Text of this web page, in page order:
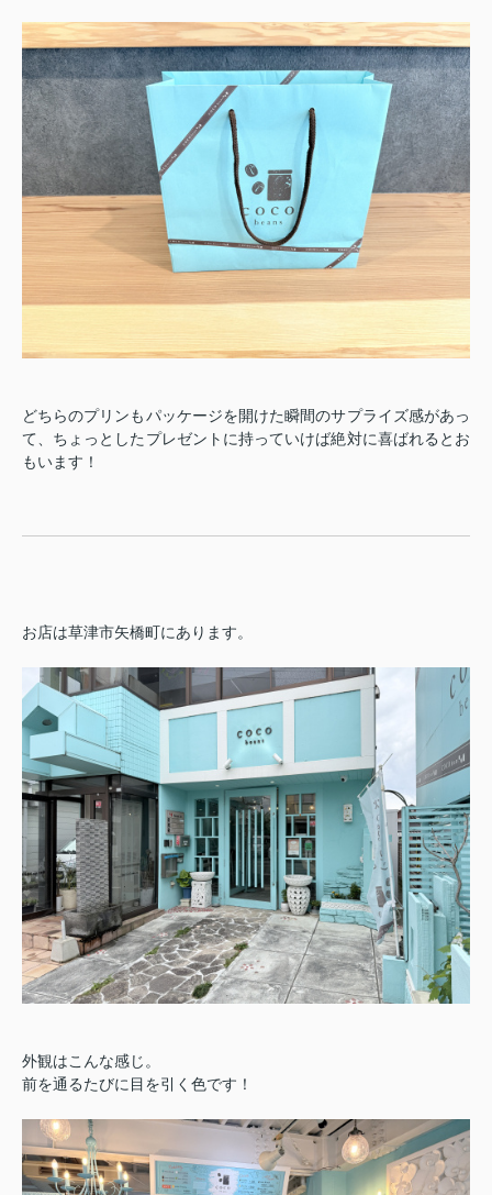
どちらのプリンもパッケージを開けた瞬間のサプライズ感があっ
て、ちょっとしたプレゼントに持っていけば絶対に喜ばれるとお
もいます！
お店は草津市矢橋町にあります。
外観はこんな感じ。
前を通るたびに目を引く色です！